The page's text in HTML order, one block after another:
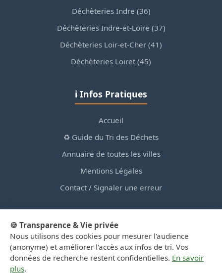
Déchèteries Indre (36)
Déchèteries Indre-et-Loire (37)
Déchèteries Loir-et-Cher (41)
Déchèteries Loiret (45)
ℹ️ Infos Pratiques
Accueil
♻️ Guide du Tri des Déchets
Annuaire de toutes les villes
Mentions Légales
Contact / Signaler une erreur
© 2026 PortailDesDechetsEnRegionCentre.fr — Site
d'information privé, non affilié aux collectivités.
🍪 Transparence & Vie privée
Nous utilisons des cookies pour mesurer l'audience
(anonyme) et améliorer l'accès aux infos de tri. Vos
données de recherche restent confidentielles. En savoir
plus.